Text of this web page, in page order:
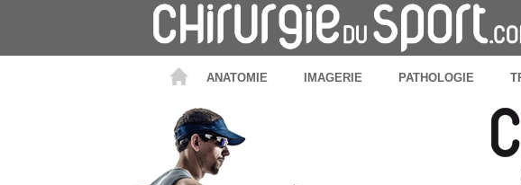
ANATOMIE IMAGERIE PATHOLOGIE